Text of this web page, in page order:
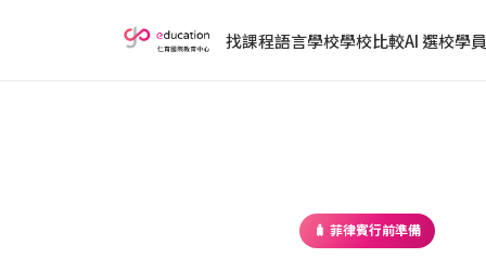
找課程語言學校學校比較AI 選校學
🧳 菲律賓行前準備